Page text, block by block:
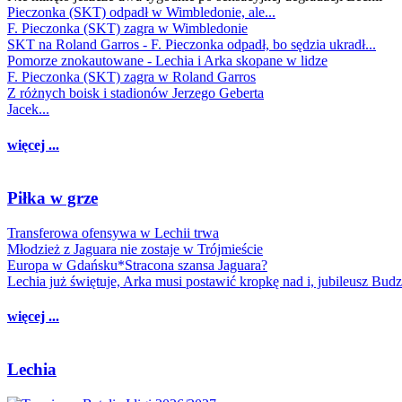
Pieczonka (SKT) odpadł w Wimbledonie, ale...
F. Pieczonka (SKT) zagra w Wimbledonie
SKT na Roland Garros - F. Pieczonka odpadł, bo sędzia ukradł...
Pomorze znokautowane - Lechia i Arka skopane w lidze
F. Pieczonka (SKT) zagra w Roland Garros
Z różnych boisk i stadionów Jerzego Geberta
Jacek...
więcej ...
Piłka w grze
Transferowa ofensywa w Lechii trwa
Młodzież z Jaguara nie zostaje w Trójmieście
Europa w Gdańsku*Stracona szansa Jaguara?
Lechia już świętuje, Arka musi postawić kropkę nad i, jubileusz
więcej ...
Lechia